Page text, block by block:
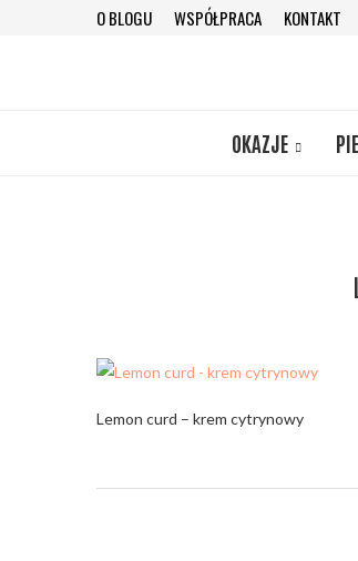
O BLOGU WSPÓŁPRACA KONTAKT
OKAZJE
Lemon curd – krem cytrynowy